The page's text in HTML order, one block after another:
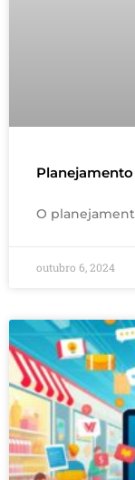
Planejamento
O
outubro 6, 2024